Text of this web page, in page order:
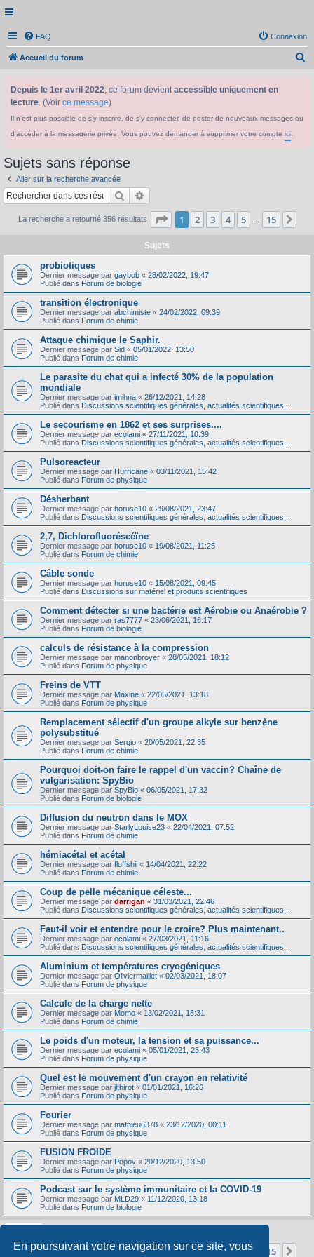
En poursuivant votre navigation sur ce site, vous
FAQ Connexion
Accueil du forum
Depuis le 1er avril 2022, ce forum devientaccessible uniquement en
lecture. (Voir ce message)
Il n'est plus possible de s'y inscrire, de s'y connecter, de poster de nouveaux messages ou
d'accéder à la messagerie privée. Vous pouvez demander à supprimer votre compte ici
Sujets sans réponse
Aller sur la recherche avancée
Rechercher
La recherche a retourné 356 résultats Page 1sur15
1 2 3 4 5 15
Sujets
probiotiques
Dernier message par gaybob « 28/02/2022, 19:47
Publié dans Forum de biologie
transition électronique
Dernier message par abchimiste « 24/02/2022, 09:39
Publié dans Forum de chimie
Attaque chimique le Saphir.
Dernier message par Sid « 05/01/2022, 13:50
Publié dans Forum de chimie
Le parasite du chat qui a infecté 30% de la population
mondiale
Dernier message par imihna « 26/12/2021, 14:28
Publié dans Discussions scientifiques générales, actualités scientifiques...
Le secourisme en 1862 et ses surprises....
Dernier message par ecolami « 27/11/2021, 10:39
Publié dans Discussions scientifiques générales, actualités scientifiques...
Pulsoreacteur
Dernier message par Hurricane « 03/11/2021, 15:42
Publié dans Forum de physique
Désherbant
Dernier message par horuse10 « 29/08/2021, 23:47
Publié dans Discussions scientifiques générales, actualités scientifiques...
2,7, Dichlorofluoréscéïne
Dernier message par horuse10 « 19/08/2021, 11:25
Publié dans Forum de chimie
Câble sonde
Dernier message par horuse10 « 15/08/2021, 09:45
Publié dans Discussions sur matériel et produits scientifiques
Comment détecter si une bactérie est Aérobie ou Anaérobie ?
Dernier message par ras7777 « 23/06/2021, 16:17
Publié dans Forum de biologie
calculs de résistance à la compression
Dernier message par manonbroyer « 28/05/2021, 18:12
Publié dans Forum de physique
Freins de VTT
Dernier message par Maxine « 22/05/2021, 13:18
Publié dans Forum de physique
Remplacement sélectif d'un groupe alkyle sur benzène
polysubstitué
Dernier message par Sergio « 20/05/2021, 22:35
Publié dans Forum de chimie
Pourquoi doit-on faire le rappel d'un vaccin? Chaîne de
vulgarisation: SpyBio
Dernier message par SpyBio « 06/05/2021, 17:32
Publié dans Forum de biologie
Diffusion du neutron dans le MOX
Dernier message par StarlyLouise23 « 22/04/2021, 07:52
Publié dans Forum de chimie
hémiacétal et acétal
Dernier message par fluffshii « 14/04/2021, 22:22
Publié dans Forum de chimie
Coup de pelle mécanique céleste...
Dernier message par darrigan « 31/03/2021, 22:46
Publié dans Discussions scientifiques générales, actualités scientifiques...
Faut-il voir et entendre pour le croire? Plus maintenant..
Dernier message par ecolami « 27/03/2021, 11:16
Publié dans Discussions scientifiques générales, actualités scientifiques...
Aluminium et températures cryogéniques
Dernier message par Oliviermaillet « 02/03/2021, 18:07
Publié dans Forum de physique
Calcule de la charge nette
Dernier message par Momo « 13/02/2021, 18:31
Publié dans Forum de chimie
Le poids d'un moteur, la tension et sa puissance...
Dernier message par ecolami « 05/01/2021, 23:43
Publié dans Forum de physique
Quel est le mouvement d'un crayon en relativité
Dernier message par jlthirot « 01/01/2021, 16:26
Publié dans Forum de physique
Fourier
Dernier message par mathieu6378 « 23/12/2020, 00:11
Publié dans Forum de physique
FUSION FROIDE
Dernier message par Popov « 20/12/2020, 13:50
Publié dans Forum de physique
Podcast sur le système immunitaire et la COVID-19
Dernier message par MLD29 « 11/12/2020, 13:18
Publié dans Forum de biologie
La recherche a retourné 356 résultats Page 1sur15
1 2 3 4 5 … 15